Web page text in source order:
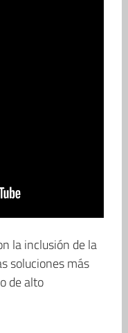
la inclusión de la
soluciones más
de alto